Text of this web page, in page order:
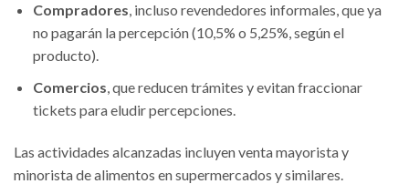
Compradores, incluso revendedores informales, que ya
no pagarán la percepción (10,5% o 5,25%, según el
producto).
Comercios, que reducen trámites y evitan fraccionar
tickets para eludir percepciones.
Las actividades alcanzadas incluyen venta mayorista y
minorista de alimentos en supermercados y similares.